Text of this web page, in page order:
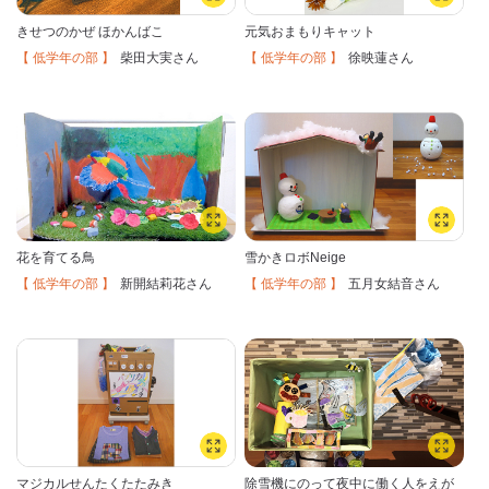
きせつのかぜ ほかんばこ
【 低学年の部 】 柴田大実さん
元気おまもりキャット
【 低学年の部 】 徐映蓮さん
花を育てる鳥
【 低学年の部 】 新開結莉花さん
雪かきロボNeige
【 低学年の部 】 五月女結音さん
マジカルせんたくたたみき 除雪機にのって夜中に働く人をえが